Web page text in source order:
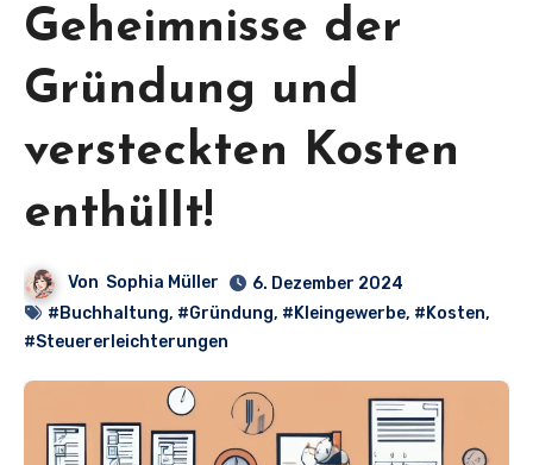
Geheimnisse der
Gründung und
versteckten Kosten
enthüllt!
Von Sophia Müller
6. Dezember 2024
#Buchhaltung, #Gründung, #Kleingewerbe, #Kosten,
#Steuererleichterungen